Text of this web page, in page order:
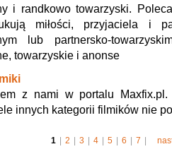
i randkowo towarzyski.
miłości, przyjaciela i
lub partnersko-
towarzyskie i anonse
z nami w portalu Maxfix.pl.
innych kategorii filmików nie
1 2 3 4 5 6 7